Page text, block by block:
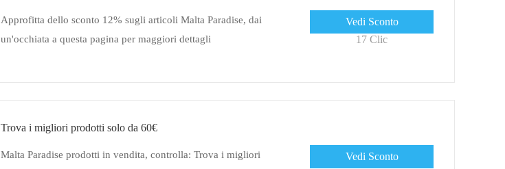
Approfitta dello sconto 12% sugli articoli Malta Paradise, dai
un'occhiata a questa pagina per maggiori dettagli
Vedi Sconto
17 Clic
Trova i migliori prodotti solo da 60€
Malta Paradise prodotti in vendita, controlla: Trova i migliori
Vedi Sconto